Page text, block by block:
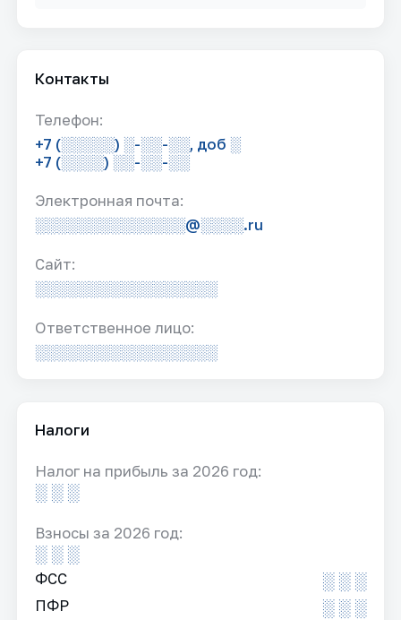
Контакты
Телефон:
+7 (░░░░░) ░-░░-░░, доб ░
+7 (░░░░) ░░-░░-░░
Электронная почта:
░░░░░░░░░░░░░░@░░░░.ru
Сайт:
░░░░░░░░░░░░░░░░░
Ответственное лицо:
░░░░░░░░░░░░░░░░░
Налоги
Налог на прибыль за 2026 год:
░ ░ ░
Взносы за 2026 год:
░ ░ ░
ФСС ░ ░ ░
ПФР ░ ░ ░